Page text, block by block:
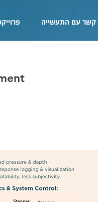
קשר עם התעשייה